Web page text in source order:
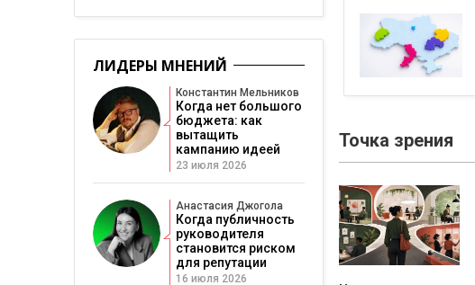
Точка зрения
ЛИДЕРЫ МНЕНИЙ
Константин Мельников
Когда нет большого
бюджета: как
вытащить
кампанию идеей
23 июля 2026
Анастасия Джогола
Когда публичность
руководителя
становится риском
для репутации
16 июля 2026